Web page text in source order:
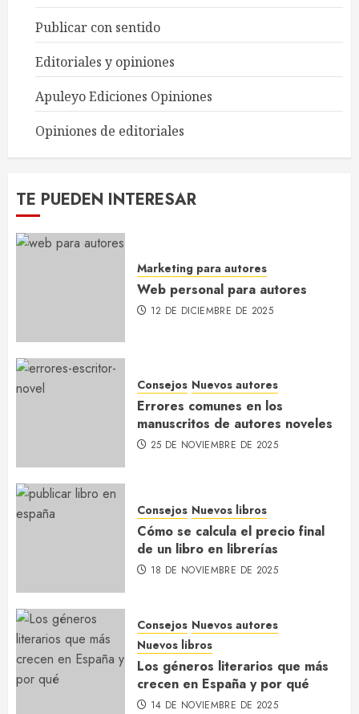
Web personal para autores
2
manuscritos de autores noveles
Cómo se calcula el precio final
de un libro en librerías
18 DE NOVIEMBRE DE 2025
Los géneros literarios que más
crecen en España y por qué
Qué es el ISBN y por qué lo
necesitas para tu libro
Publicar con sentido
Editoriales y opiniones
Apuleyo Ediciones Opiniones
Opiniones de editoriales
TE PUEDEN INTERESAR
Marketing para autores
Web personal para autores
12 DE DICIEMBRE DE 2025
Consejos Nuevos autores
Errores comunes en los
manuscritos de autores noveles
25 DE NOVIEMBRE DE 2025
Consejos Nuevos libros
Cómo se calcula el precio final
de un libro en librerías
18 DE NOVIEMBRE DE 2025
Consejos Nuevos autores
Nuevos libros
Los géneros literarios que más
crecen en España y por qué
14 DE NOVIEMBRE DE 2025